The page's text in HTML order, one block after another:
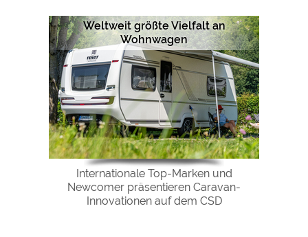
Weltweit größte Vielfalt an
Wohnwagen
Internationale Top-Marken und
Newcomer präsentieren Caravan-
Innovationen auf dem CSD